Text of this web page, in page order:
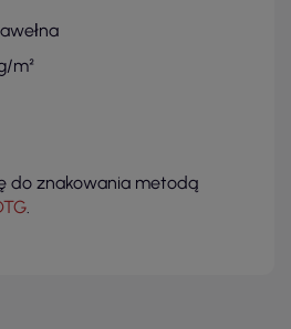
m²
do znakowania metodą
.